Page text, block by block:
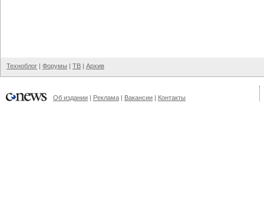
Техноблог | Форумы | ТВ | Архив
Об издании | Реклама | Вакансии | Контакты